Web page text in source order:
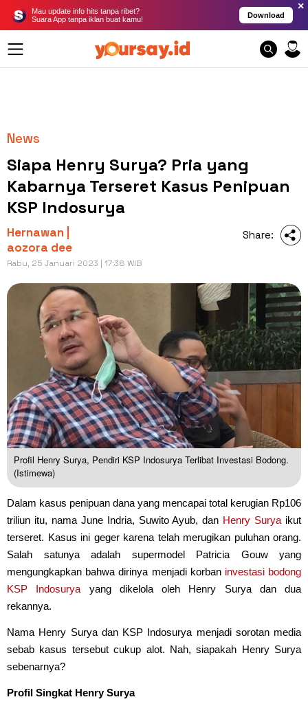
Mau update info hits tanpa ribet?
Suara App tanpa iklan buat kamu!
Download
×
News
Siapa Henry Surya? Pria yang
Kabarnya Terseret Kasus Penipuan
KSP Indosurya
Hernawan |
aozora dee
Rabu, 25 Januari 2023 | 17:38 WIB
Share:
Profil Henry Surya, Pendiri KSP Indosurya Terlibat Investasi Bodong.
(Istimewa)
Dalam kasus penipuan dana yang mencapai total kerugian Rp106
triliun itu, nama June Indria, Suwito Ayub, dan Henry Surya ikut
terseret. Kasus ini geger karena telah merugikan puluhan orang.
Salah satunya adalah supermodel Patricia Gouw yang
mengungkapkan bahwa dirinya menjadi korban investasi bodong
KSP Indosurya yang dikelola oleh Henry Surya dan dua
rekannya.
Nama Henry Surya dan KSP Indosurya menjadi sorotan media
sebab kasus tersebut cukup alot. Nah, siapakah Henry Surya
sebenarnya?
Profil Singkat Henry Surya